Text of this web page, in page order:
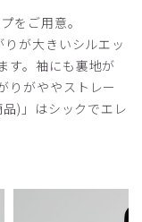
をご用意。
が大きいシルエッ
す。袖にも裏地が
りがややストレー
)」はシックでエレ